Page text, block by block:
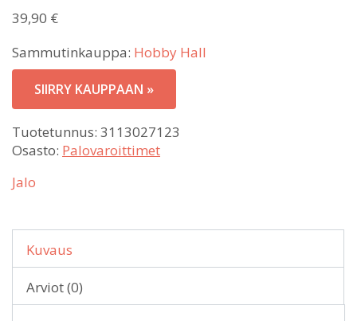
39,90 €
Sammutinkauppa: Hobby Hall
SIIRRY KAUPPAAN »
Tuotetunnus: 3113027123
Osasto: Palovaroittimet
Jalo
Kuvaus
Arviot (0)